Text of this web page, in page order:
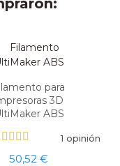
para
3D
ABS
1 opinión
50,52 €